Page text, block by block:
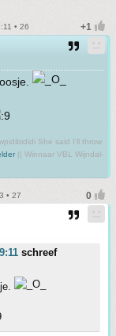
• 26
She said I'll throw
|| Winnaar VBL Wijndal-
• 27
schreef